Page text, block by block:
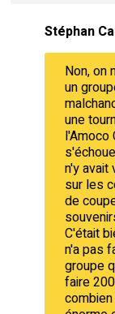
Stéphan
Non, on
un
une
l'Amoco
n'y avait
sur les
de
C'était
n'a pas
groupe
faire